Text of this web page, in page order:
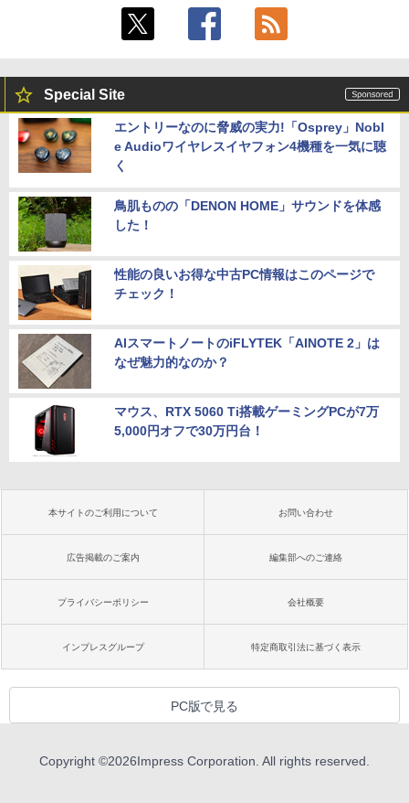
Special Site
エントリーなのに脅威の実力!「Osprey」Nobl
e Audioワイヤレスイヤフォン4機種を一気に聴
く
鳥肌ものの「DENON HOME」サウンドを体感
した！
性能の良いお得な中古PC情報はこのページで
チェック！
AIスマートノートのiFLYTEK「AINOTE 2」は
なぜ魅力的なのか？
マウス、RTX 5060 Ti搭載ゲーミングPCが7万
5,000円オフで30万円台！
本サイトのご利用について お問い合わせ
広告掲載のご案内 編集部へのご連絡
プライバシーポリシー 会社概要
インプレスグループ 特定商取引法に基づく表示
PC版で見る
Copyright ©2026Impress Corporation. All rights reserved.